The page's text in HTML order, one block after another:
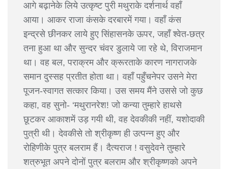
आगे बढ़ानेके लिये उत्कृष्ट पुरी मथुराके दर्शनार्थ वहाँ
आया। आकर राजा कंसके दरबारमें गया। वहाँ कंस
इन्द्रसे छीनकर लाये हुए सिंहासनके ऊपर, जहाँ श्वेत-छत्र
तना हुआ था और सुन्दर चंवर डुलाये जा रहे थे, विराजमान
था। वह बल, पराक्रम और क्रूरताके कारण नागराजके
समान दुस्सह प्रतीत होता था। वहाँ पहुँचनेपर उसने मेरा
पूजन-स्वागत सत्कार किया। उस समय मैंने उससे जो कुछ
कहा, वह सुनो- ‘मथुरानरेश! जो कन्या तुम्हारे हाथसे
छूटकर आकाशमें उड़ गयी थी, वह देवकीकी नहीं, यशोदाकी
पुत्री थी। देवकीसे तो श्रीकृष्ण ही उत्पन्न हुए और
रोहिणीके पुत्र बलराम हैं। दैत्यराज ! वसुदेवने तुम्हारे
शत्रुभूत अपने दोनों पुत्र बलराम और श्रीकृष्णको अपने